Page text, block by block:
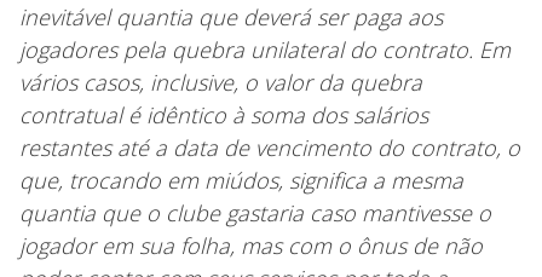
inevitável quantia que deverá ser paga aos
jogadores pela quebra unilateral do contrato. Em
vários casos, inclusive, o valor da quebra
contratual é idêntico à soma dos salários
restantes até a data de vencimento do contrato, o
que, trocando em miúdos, significa a mesma
quantia que o clube gastaria caso mantivesse o
jogador em sua folha, mas com o ônus de não